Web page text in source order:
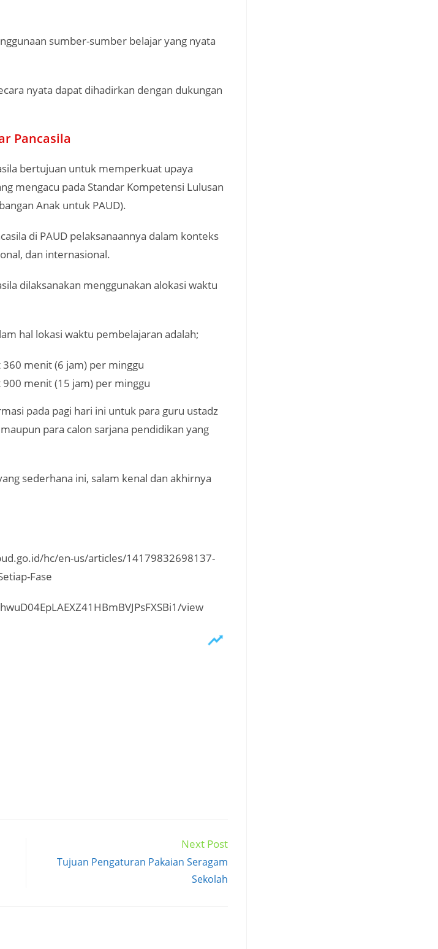
sumber-sumber belajar yang nyata
nyata dapat dihadirkan dengan dukungan
Pancasila
bertujuan untuk memperkuat upaya
mengacu pada Standar Kompetensi Lulusan
Anak untuk PAUD).
di PAUD pelaksanaannya dalam konteks
dan internasional.
dilaksanakan menggunakan alokasi waktu
hal lokasi waktu pembelajaran adalah;
360 menit (6 jam) per minggu
900 menit (15 jam) per minggu
pada pagi hari ini untuk para guru ustadz
para calon sarjana pendidikan yang
sederhana ini, salam kenal dan akhirnya
hc/en-us/articles/14179832698137-
Fase
view
Next Post
Tujuan Pengaturan Pakaian Seragam
Sekolah